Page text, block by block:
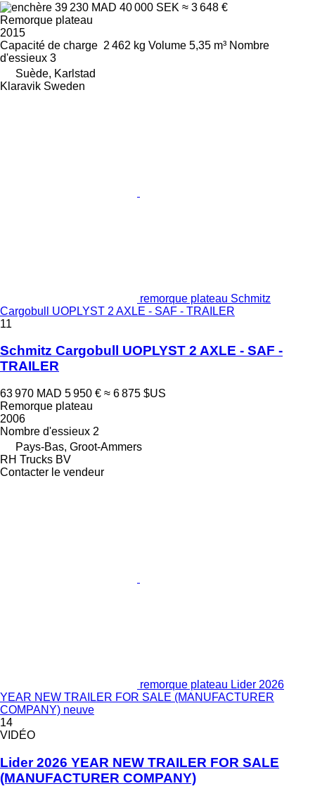
39 230 MAD 40 000 SEK ≈ 3 648 €
Remorque plateau
2015
Capacité de charge 2 462 kg Volume 5,35 m³ Nombre
d'essieux 3
Suède, Karlstad
Klaravik Sweden
remorque plateau Schmitz
Cargobull UOPLYST 2 AXLE - SAF - TRAILER
11
Schmitz Cargobull UOPLYST 2 AXLE - SAF -
TRAILER
63 970 MAD 5 950 € ≈ 6 875 $US
Remorque plateau
2006
Nombre d'essieux 2
Pays-Bas, Groot-Ammers
RH Trucks BV
Contacter le vendeur
remorque plateau Lider 2026
YEAR NEW TRAILER FOR SALE (MANUFACTURER
COMPANY) neuve
14
VIDÉO
Lider 2026 YEAR NEW TRAILER FOR SALE
(MANUFACTURER COMPANY)